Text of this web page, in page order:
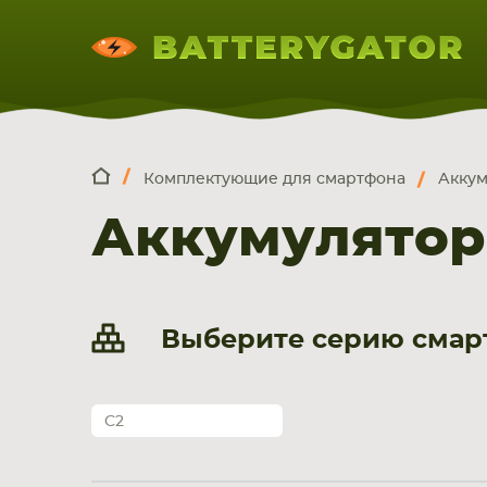
НОУТБУКА
ПЛАНШЕТА
СМАРТФОНА
Комплектующие для смартфона
Выберите серию
C2